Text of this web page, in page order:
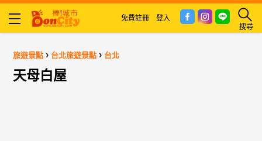
搜尋
免費註冊 登入
旅遊景點 › 台北旅遊景點 › 台北
天母白屋